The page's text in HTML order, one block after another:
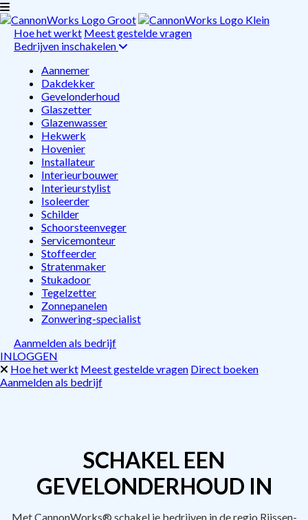
Hoe het werkt Meest gestelde vragen
Bedrijven inschakelen
Aannemer
Dakdekker
Gevelonderhoud
Glaszetter
Glazenwasser
Hekwerk
Hovenier
Installateur
Interieurbouwer
Interieurstylist
Isoleerder
Schilder
Schoorsteenveger
Servicemonteur
Stoffeerder
Stratenmaker
Stukadoor
Tegelzetter
Zonnepanelen
Zonwering-specialist
Aanmelden als bedrijf
INLOGGEN
Hoe het werkt Meest gestelde vragen Direct boeken
Aanmelden als bedrijf
SCHAKEL EEN
GEVELONDERHOUD IN
Met CannonWorks® schakel je bedrijven in de regio Rijssen-